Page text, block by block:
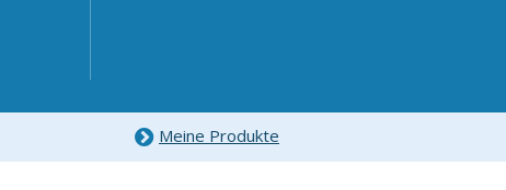
Meine Produkte